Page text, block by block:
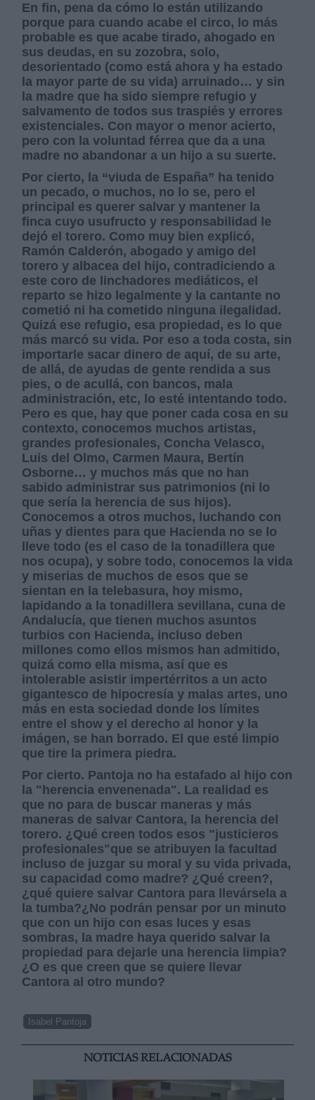
En fin, pena da cómo lo están utilizando
porque para cuando acabe el circo, lo más
probable es que acabe tirado, ahogado en
sus deudas, en su zozobra, solo,
desorientado (como está ahora y ha estado
la mayor parte de su vida) arruinado… y sin
la madre que ha sido siempre refugio y
salvamento de todos sus traspiés y errores
existenciales. Con mayor o menor acierto,
pero con la voluntad férrea que da a una
madre no abandonar a un hijo a su suerte.
Por cierto, la “viuda de España” ha tenido
un pecado, o muchos, no lo se, pero el
principal es querer salvar y mantener la
finca cuyo usufructo y responsabilidad le
dejó el torero. Como muy bien explicó,
Ramón Calderón, abogado y amigo del
torero y albacea del hijo, contradiciendo a
este coro de linchadores mediáticos, el
reparto se hizo legalmente y la cantante no
cometió ni ha cometido ninguna ilegalidad.
Quizá ese refugio, esa propiedad, es lo que
más marcó su vida. Por eso a toda costa, sin
importarle sacar dinero de aquí, de su arte,
de allá, de ayudas de gente rendida a sus
pies, o de acullá, con bancos, mala
administración, etc, lo esté intentando todo.
Pero es que, hay que poner cada cosa en su
contexto, conocemos muchos artistas,
grandes profesionales, Concha Velasco,
Luis del Olmo, Carmen Maura, Bertín
Osborne… y muchos más que no han
sabido administrar sus patrimonios (ni lo
que sería la herencia de sus hijos).
Conocemos a otros muchos, luchando con
uñas y dientes para que Hacienda no se lo
lleve todo (es el caso de la tonadillera que
nos ocupa), y sobre todo, conocemos la vida
y miserias de muchos de esos que se
sientan en la telebasura, hoy mismo,
lapidando a la tonadillera sevillana, cuna de
Andalucía, que tienen muchos asuntos
turbios con Hacienda, incluso deben
millones como ellos mismos han admitido,
quizá como ella misma, así que es
intolerable asistir impertérritos a un acto
gigantesco de hipocresía y malas artes, uno
más en esta sociedad donde los límites
entre el show y el derecho al honor y la
imágen, se han borrado. El que esté limpio
que tire la primera piedra.
Por cierto. Pantoja no ha estafado al hijo con
la "herencia envenenada". La realidad es
que no para de buscar maneras y más
maneras de salvar Cantora, la herencia del
torero. ¿Qué creen todos esos "justicieros
profesionales"que se atribuyen la facultad
incluso de juzgar su moral y su vida privada,
su capacidad como madre? ¿Qué creen?,
¿qué quiere salvar Cantora para llevársela a
la tumba?¿No podrán pensar por un minuto
que con un hijo con esas luces y esas
sombras, la madre haya querido salvar la
propiedad para dejarle una herencia limpia?
¿O es que creen que se quiere llevar
Cantora al otro mundo?
Isabel Pantoja
NOTICIAS RELACIONADAS